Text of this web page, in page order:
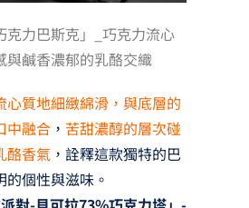
克力巴斯克」_巧克力流心
與鹹香濃郁的乳酪交織
心質地細緻綿滑，與底層的
中融合， 苦甜濃醇的層次碰
酪香氣，詮釋這款獨特的巴
個性與滋味。